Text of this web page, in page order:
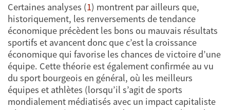
Certaines analyses (1) montrent par ailleurs que,
historiquement, les renversements de tendance
économique précèdent les bons ou mauvais résultats
sportifs et avancent donc que c’est la croissance
économique qui favorise les chances de victoire d’une
équipe. Cette théorie est également confirmée au vu
du sport bourgeois en général, où les meilleurs
équipes et athlètes (lorsqu’il s’agit de sports
mondialement médiatisés avec un impact capitaliste